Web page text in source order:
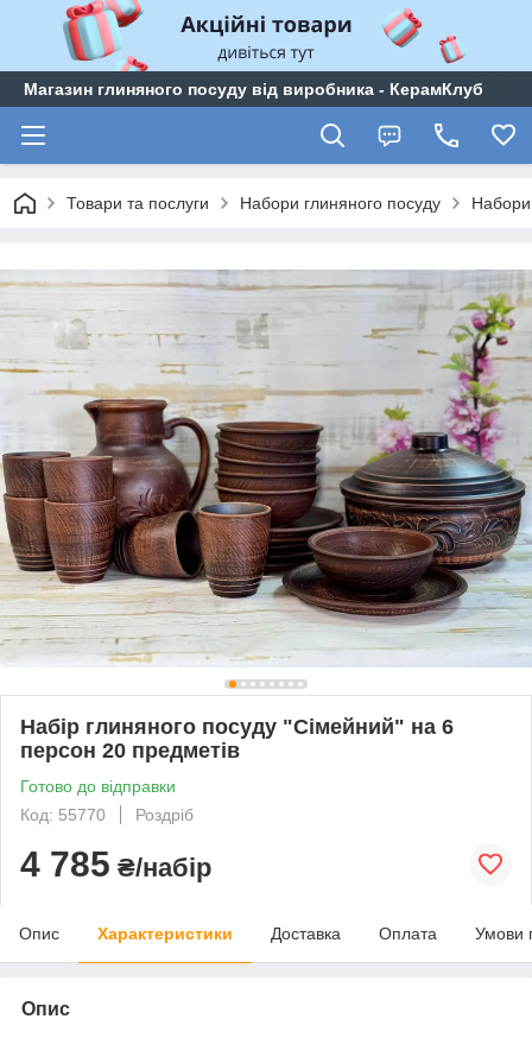
Магазин глиняного посуду від виробника - КерамКлуб
Товари та послуги Набори глиняного посуду Набори
Набір глиняного посуду "Сімейний" на 6
персон 20 предметів
Готово до відправки
Код: 55770
Роздріб
4 785 ₴/набір
Опис Характеристики Доставка Оплата Умови
Опис